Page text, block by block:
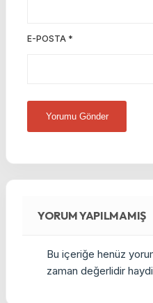
E-POSTA *
YORUM YAPILMAMIŞ
Bu içeriğe henüz
zaman değerlidir